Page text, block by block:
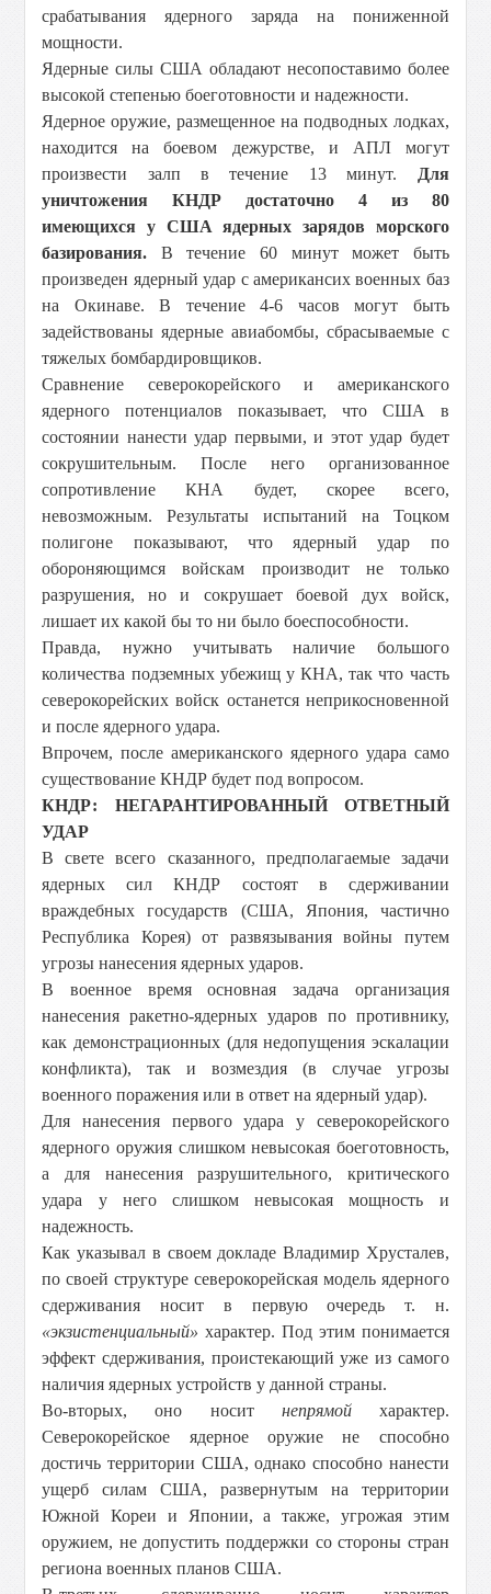
срабатывания ядерного заряда на пониженной
мощности.
Ядерные силы США обладают несопоставимо более
высокой степенью боеготовности и надежности.
Ядерное оружие, размещенное на подводных лодках,
находится на боевом дежурстве, и АПЛ могут
произвести залп в течение 13 минут.
Для
уничтожения КНДР достаточно 4 из 80
имеющихся у США ядерных зарядов морского
базирования. В течение 60 минут может быть
произведен ядерный удар с американсих военных баз
на Окинаве. В течение 4-6 часов могут быть
задействованы ядерные авиабомбы, сбрасываемые с
тяжелых бомбардировщиков.
Сравнение северокорейского и американского
ядерного потенциалов показывает, что США в
состоянии нанести удар первыми, и этот удар будет
сокрушительным. После него организованное
сопротивление КНА будет, скорее всего,
невозможным. Результаты испытаний на Тоцком
полигоне показывают, что ядерный удар по
обороняющимся войскам производит не только
разрушения, но и сокрушает боевой дух войск,
лишает их какой бы то ни было боеспособности.
Правда, нужно учитывать наличие большого
количества подземных убежищ у КНА, так что часть
северокорейских войск останется неприкосновенной
и после ядерного удара.
Впрочем, после американского ядерного удара само
существование КНДР будет под вопросом.
КНДР: НЕГАРАНТИРОВАННЫЙ ОТВЕТНЫЙ
УДАР
В свете всего сказанного, предполагаемые задачи
ядерных сил КНДР состоят в сдерживании
враждебных государств (США, Япония, частично
Республика Корея) от развязывания войны путем
угрозы нанесения ядерных ударов.
В военное время основная задача организация
нанесения ракетно-ядерных ударов по противнику,
как демонстрационных (для недопущения эскалации
конфликта), так и возмездия (в случае угрозы
военного поражения или в ответ на ядерный удар).
Для нанесения первого удара у северокорейского
ядерного оружия слишком невысокая боеготовность,
а для нанесения разрушительного, критического
удара у него слишком невысокая мощность и
надежность.
Как указывал в своем докладе Владимир Хрусталев,
по своей структуре северокорейская модель ядерного
сдерживания носит в первую очередь т. н.
«экзистенциальный»характер. Под этим понимается
эффект сдерживания, проистекающий уже из самого
наличия ядерных устройств у данной страны.
Во-вторых, оно носит непрямойхарактер.
Северокорейское ядерное оружие не способно
достичь территории США, однако способно нанести
ущерб силам США, развернутым на территории
Южной Кореи и Японии, а также, угрожая этим
оружием, не допустить поддержки со стороны стран
региона военных планов США.